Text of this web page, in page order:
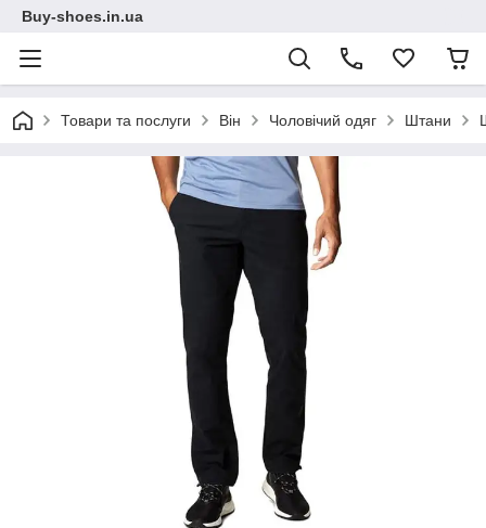
Buy-shoes.in.ua
Товари та послуги Він Чоловічий одяг Штани